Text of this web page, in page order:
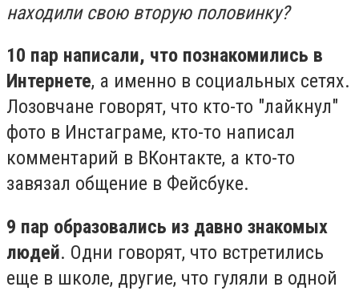
находили свою вторую половинку?
10 пар написали, что познакомились в
Интернете, а именно в социальных сетях.
Лозовчане говорят, что кто-то "лайкнул"
фото в Инстаграме, кто-то написал
комментарий в ВКонтакте, а кто-то
завязал общение в Фейсбуке.
9 пар образовались из давно знакомых
людей. Одни говорят, что встретились
еще в школе, другие, что гуляли в одной